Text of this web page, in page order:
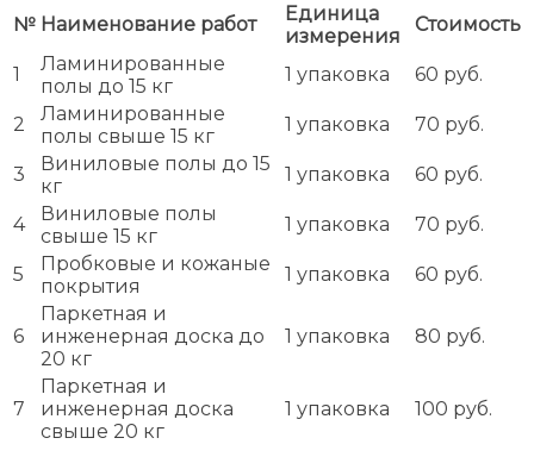
№ Наименование работ
Единица
измерения
Стоимость
1
Ламинированные
полы до 15 кг
1 упаковка 60 руб.
2
Ламинированные
полы свыше 15 кг
1 упаковка 70 руб.
3
Виниловые полы до 15
кг
1 упаковка 60 руб.
4
Виниловые полы
свыше 15 кг
1 упаковка 70 руб.
5
Пробковые и кожаные
покрытия
1 упаковка 60 руб.
6
Паркетная и
инженерная доска до
20 кг
1 упаковка 80 руб.
7
Паркетная и
инженерная доска
свыше 20 кг
1 упаковка 100 руб.